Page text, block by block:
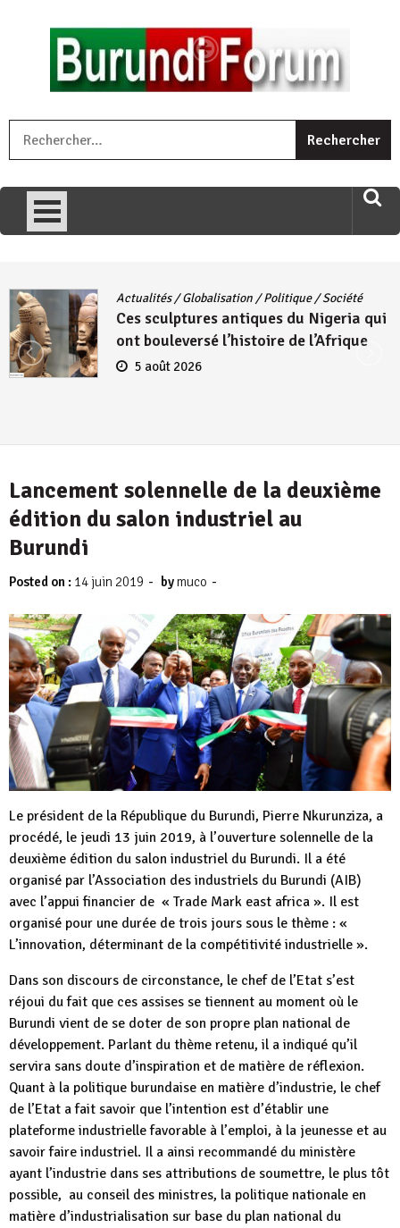
umariye umuryango wawe canke igihugu cakwibarutse .Wewe
uri ngaha ndagusigiye iki kibazo : Uriko ukora iki kugira ngo
Actualités/Globalisation /Politique/Société
Ces sculptures antiques du Nigeria qui
ont bouleversé l’histoire de l’Afrique
5 août 2026
Lancement solennelle de la deuxième
édition du salon industriel au
Burundi
Posted on : 14 juin 2019 - bymuco -
Le président de la République du Burundi, Pierre Nkurunziza, a
procédé, le jeudi 13 juin 2019, à l’ouverture solennelle de la
deuxième édition du salon industriel du Burundi. Il a été
organisé par l’Association des industriels du Burundi (AIB)
avec l’appui financier de « Trade Mark east africa ». Il est
organisé pour une durée de trois jours sous le thème : «
L’innovation, déterminant de la compétitivité industrielle ».
Dans son discours de circonstance, le chef de l’Etat s’est
réjoui du fait que ces assises se tiennent au moment où le
Burundi vient de se doter de son propre plan national de
développement. Parlant du thème retenu, il a indiqué qu’il
servira sans doute d’inspiration et de matière de réflexion.
Quant à la politique burundaise en matière d’industrie, le chef
de l’Etat a fait savoir que l’intention est d’établir une
plateforme industrielle favorable à l’emploi, à la jeunesse et au
savoir faire industriel. Il a ainsi recommandé du ministère
ayant l’industrie dans ses attributions de soumettre, le plus tôt
possible, au conseil des ministres, la politique nationale en
matière d’industrialisation sur base du plan national du